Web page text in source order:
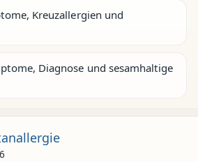
Kreuzallergien und
Diagnose und sesamhaltige